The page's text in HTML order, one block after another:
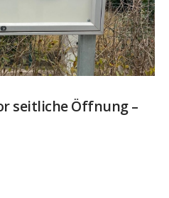
seitliche Öffnung –